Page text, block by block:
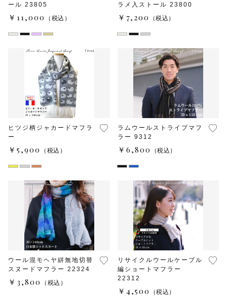
ール 23805
￥11,000 （税込）
ラメ入ストール 23800
￥7,200 （税込）
ヒツジ柄ジャカードマフラ
ー
￥5,900 （税込）
ラムウールストライプマフ
ラー 9312
￥6,800 （税込）
ウール混モヘヤ絣無地切替
スヌードマフラー 22324
￥3,800 （税込）
リサイクルウールケーブル
編ショートマフラー
22312
￥4,500 （税込）